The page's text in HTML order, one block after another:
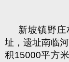
新坡镇野
址，遗址南临
积15000平方